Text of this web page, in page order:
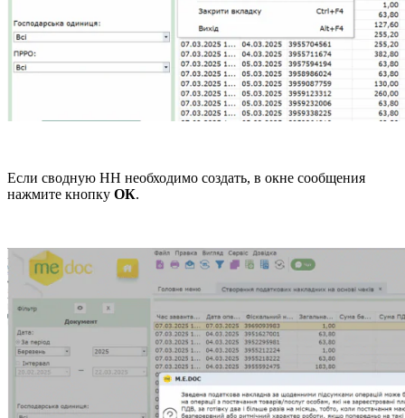
Если сводную НН необходимо создать, в окне сообщения
нажмите кнопку ОК.